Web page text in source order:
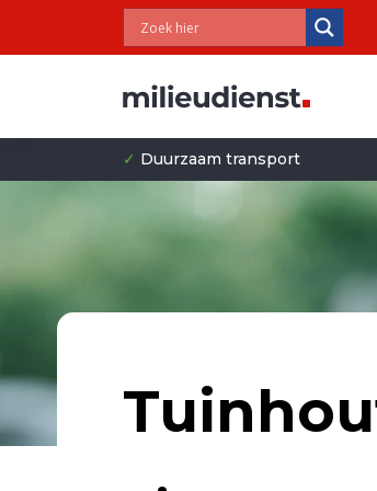
✓ Duurzaam transport